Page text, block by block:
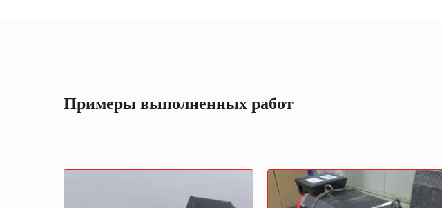
Примеры выполненных работ